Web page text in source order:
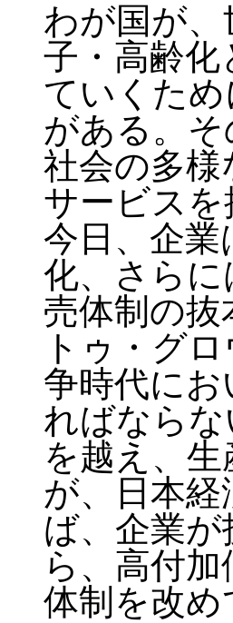
わが国が
子・高齢
ていくた
がある。
社会の多
サービス
今日、企
化、さら
売体制の
トゥ・グ
争時代に
ればなら
を越え、
が、日本
ば、企業
ら、高付
体制を改